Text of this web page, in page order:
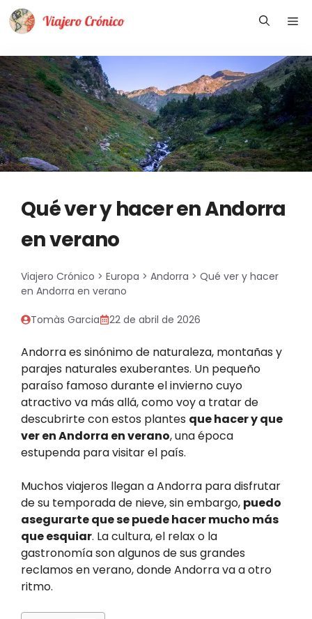
Saltar
Qué ver y hacer en Andorra
en verano
Viajero Crónico > Europa > Andorra > Qué ver y hacer
en Andorra en verano
Tomàs Garcia 22 de abril de 2026
Andorra es sinónimo de naturaleza, montañas y
parajes naturales exuberantes. Un pequeño
paraíso famoso durante el invierno cuyo
atractivo va más allá, como voy a tratar de
descubrirte con estos plantes que hacer y que
ver en Andorra en verano, una época
estupenda para visitar el país.
Muchos viajeros llegan a Andorra para disfrutar
de su temporada de nieve, sin embargo, puedo
asegurarte que se puede hacer mucho más
que esquiar. La cultura, el relax o la
gastronomía son algunos de sus grandes
reclamos en verano, donde Andorra va a otro
ritmo.